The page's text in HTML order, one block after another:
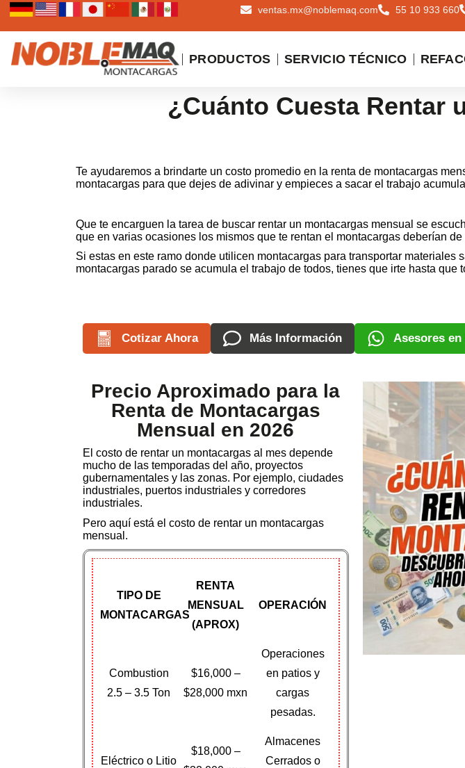
ventas.mx@noblemaq.com 55 10 933 660
PRODUCTOS SERVICIO TÉCNICO
¿Cuánto Cuesta Rentar
Te ayudaremos a brindarte un costo promedio en la renta de montacargas
montacargas para que dejes de adivinar y empieces a sacar el trabajo
Que te encarguen la tarea de buscar rentar un montacargas mensual se
que en varias ocasiones los mismos que te rentan el montacargas deberían de
Si estas en este ramo donde utilicen montacargas para transportar
montacargas parado se acumula el trabajo de todos, tienes que irte hasta
Cotizar Ahora Más Información Asesores en
Precio Aproximado para la
Renta de Montacargas
Mensual en 2026
El costo de rentar un montacargas al mes depende
mucho de las temporadas del año, proyectos
gubernamentales y las zonas. Por ejemplo, ciudades
industriales, puertos industriales y corredores
industriales.
Pero aquí está el costo de rentar un montacargas
mensual.
TIPO DE
MONTACARGAS
RENTA
MENSUAL
(APROX)
OPERACIÓN
Combustion
2.5 – 3.5 Ton
$16,000 –
$28,000 mxn
Operaciones
en patios y
cargas
pesadas.
Eléctrico o Litio
$18,000 –
Almacenes
Cerrados o